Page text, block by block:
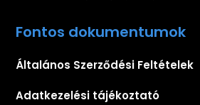
Fontos dokumentumok
Általános Szerződési Feltételek
Adatkezelési tájékoztató